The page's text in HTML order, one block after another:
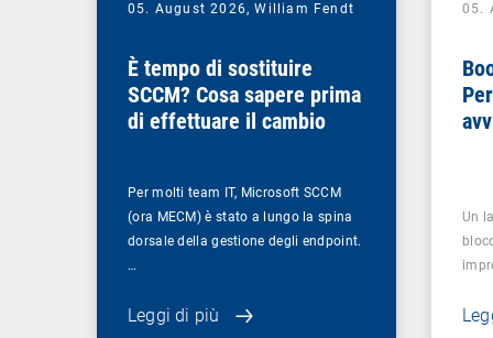
05. August 2026,William Fendt
È tempo di sostituire
SCCM? Cosa sapere prima
di effettuare il cambio
Per molti team IT, Microsoft SCCM
(ora MECM) è stato a lungo la spina
dorsale della gestione degli endpoint.
…
Leggi di più
05.
Un